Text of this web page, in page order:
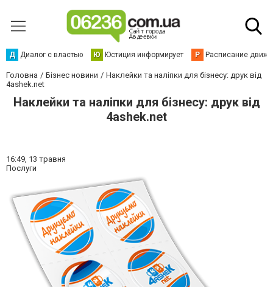
Д Диалог с властью Ю Юстиция информирует Р Расписание
Головна Бізнес новини
Наклейки та наліпки для бізнесу: друк від
4ashek.net
Наклейки та наліпки для бізнесу: друк від
4ashek.net
16:49, 13 травня
Послуги